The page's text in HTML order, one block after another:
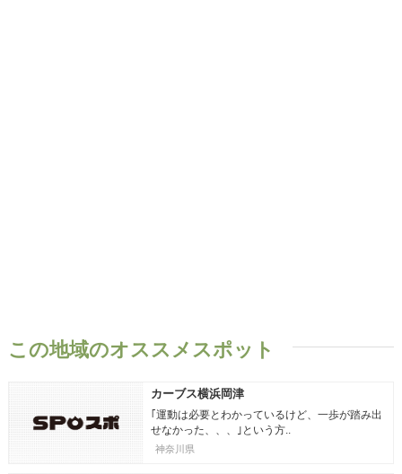
この地域のオススメスポット
カーブス横浜岡津
｢運動は必要とわかっているけど、一歩が踏み出
せなかった、、、｣という方..
神奈川県